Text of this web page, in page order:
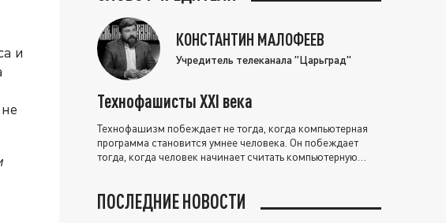
и
КОНСТАНТИН МАЛОФЕЕВ
Учредитель телеканала "Царьград"
Технофашисты XXI века
Технофашизм побеждает не тогда, когда компьютерная
программа становится умнее человека. Он побеждает
тогда, когда человек начинает считать компьютерную
ПОСЛЕДНИЕ НОВОСТИ